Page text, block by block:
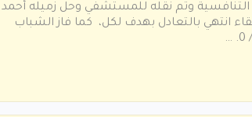
التنافسية وتم نقله للمستشفي وحل زميله أحمد
انتهي بالتعادل بهدف لكل، كما فاز الشباب